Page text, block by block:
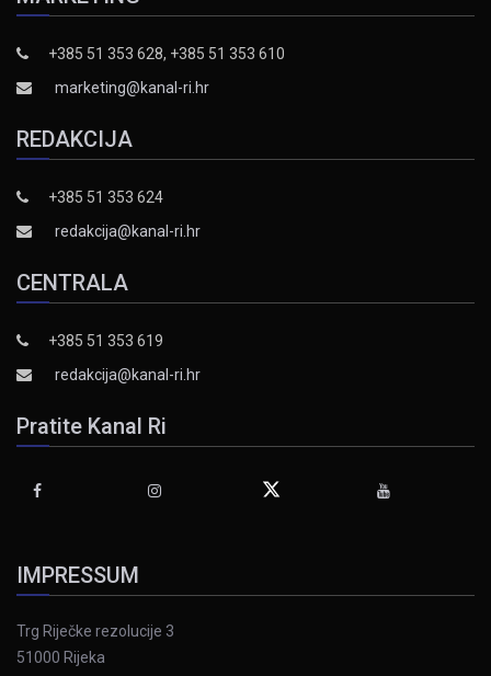
+385 51 353 628, +385 51 353 610
marketing@kanal-ri.hr
REDAKCIJA
+385 51 353 624
redakcija@kanal-ri.hr
CENTRALA
+385 51 353 619
redakcija@kanal-ri.hr
Pratite Kanal Ri
IMPRESSUM
Trg Riječke rezolucije 3
51000 Rijeka